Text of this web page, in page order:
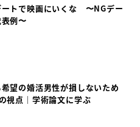
ートで映画にいくな 〜NGデー
表例〜
望の婚活男性が損しないため
視点｜学術論文に学ぶ